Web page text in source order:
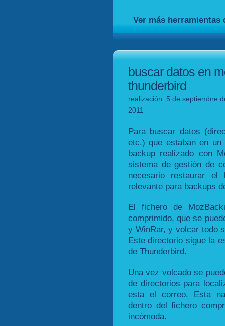
Ver más herramientas
buscar datos en
thunderbird
realización: 5 de septiembre
2011
Para buscar datos
etc.) que estaban en un
backup realizado con
sistema de gestión de
necesario restaurar el
relevante para backups
El fichero de
comprimido, que se
y WinRar, y volcar todo
Este directorio sigue la
de Thunderbird.
Una vez volcado se
de directorios para
esta el correo. Esta
dentro del fichero
incómoda.